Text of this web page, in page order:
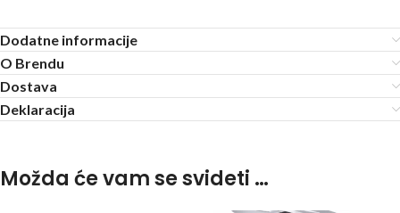
Dodatne informacije
O Brendu
Dostava
Deklaracija
Možda će vam se svideti …